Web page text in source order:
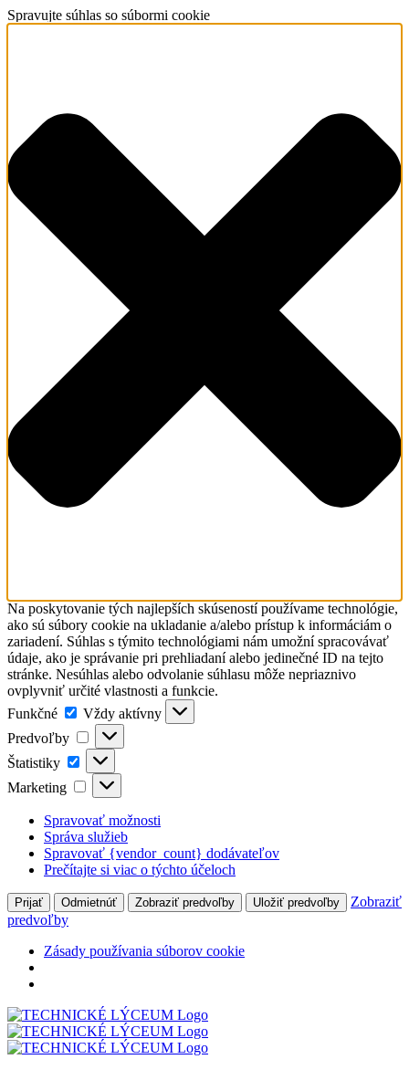
Spravujte súhlas so súbormi cookie
Na poskytovanie tých najlepších skúseností používame technológie,
ako sú súbory cookie na ukladanie a/alebo prístup k informáciám o
zariadení. Súhlas s týmito technológiami nám umožní spracovávať
údaje, ako je správanie pri prehliadaní alebo jedinečné ID na tejto
stránke. Nesúhlas alebo odvolanie súhlasu môže nepriaznivo
ovplyvniť určité vlastnosti a funkcie.
Funkčné
Funkčné
Vždy aktívny
Predvoľby
Predvoľby
Štatistiky Štatistiky
Marketing Marketing
Spravovať možnosti
Správa služieb
Spravovať {vendor_count} dodávateľov
Prečítajte si viac o týchto účeloch
Prijať Odmietnúť Zobraziť predvoľby Uložiť predvoľby
Zobraziť
predvoľby
Zásady používania súborov cookie
Skip
to
content